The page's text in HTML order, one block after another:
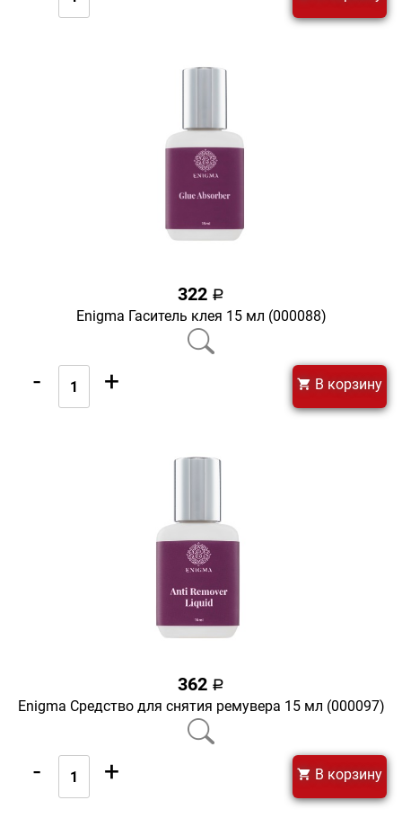
322 a
Enigma Гаситель клея 15 мл (000088)
- + В корзину
362 a
Enigma Средство для снятия ремувера 15 мл (000097)
- + В корзину